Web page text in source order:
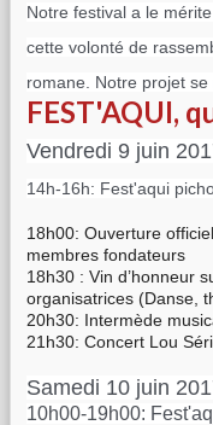
Notre festival a le
cette volonté de
romane. Notre projet
FEST'AQUI,
Vendredi 9 juin
14h-16h: Fest'aqui
18h00: Ouverture
membres fondateurs
18h30 : Vin d’honneur
organisatrices (Danse,
20h30: Intermède
21h30: Concert Lou
Samedi 10 juin
10h00-19h00: